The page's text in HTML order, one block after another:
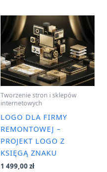
Tworzenie stron i sklepów
internetowych
LOGO DLA FIRMY
REMONTOWEJ –
PROJEKT LOGO Z
KSIĘGĄ ZNAKU
1 499,00 zł